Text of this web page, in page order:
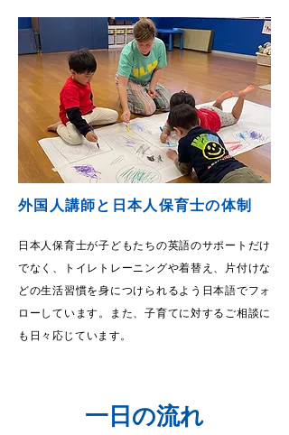
外国人講師と日本人保育士の体制
日本人保育士が子どもたちの英語のサポートだけ
でなく、トイレトレーニングや着替え、片付けな
どの生活習慣を身につけられるよう日本語でフォ
ローしています。また、子育てに対するご相談に
も日々応じています。
一日の流れ